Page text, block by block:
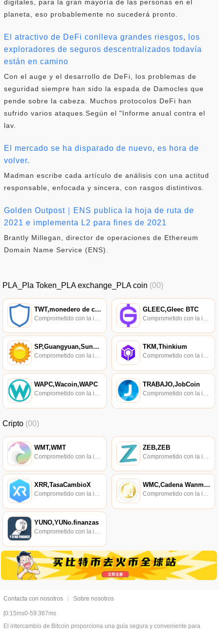
digitales, para la gran mayoría de las personas en el
planeta, eso probablemente no sucederá pronto.
El atractivo de DeFi conlleva grandes riesgos, los
exploradores de seguros descentralizados todavía
están en camino
Con el auge y el desarrollo de DeFi, los problemas de
seguridad siempre han sido la espada de Damocles que
pende sobre la cabeza. Muchos protocolos DeFi han
sufrido varios ataques.Según el "Informe anual contra el
lav.
El mercado se ha disparado de nuevo, es hora de
volver.
Madman escribe cada artículo de análisis con una actitud
responsable, enfocada y sincera, con rasgos distintivos.
Golden Outpost｜ENS publica la hoja de ruta de
2021 e implementa L2 para fines de 2021
Brantly Millegan, director de operaciones de Ethereum
Domain Name Service (ENS).
PLA_Pla Token_PLA exchange_PLA coin (00)
TWT,monedero de confianza GLEEC,Gleec BTC
SP,Guangyuan,SunPower
Comprometido con la investigación de políticas en los campos de las nuevas finanzas, las finanzas internacionales y los mercados financieros.
TKM,Thinkium
Comprometido con la investigación de políticas en los campos de las nuevas finanzas, las finanzas internacionales y los mercados financieros.
WAPC,Wacoin,WAPC
Comprometido con la investigación de políticas en los campos de las nuevas finanzas, las finanzas internacionales y los mercados financieros.
TRABAJO,JobCoin
Comprometido con la investigación de políticas en los campos de las nuevas finanzas, las finanzas internacionales y los mercados financieros.
Cripto (00)
WMT,WMT ZEB,ZEB
XRR,TasaCambioX
Comprometido con la investigación de políticas en los campos de las nuevas finanzas, las finanzas internacionales y los mercados financieros.
WMC,Cadena Wanmei,Cadena WM
Comprometido con la investigación de políticas en los campos de las nuevas finanzas, las finanzas internacionales y los mercados financieros.
YUNO,YUNo.finanzas
Comprometido con la investigación de políticas en los campos de las nuevas finanzas, las finanzas internacionales y los mercados financieros.
Contacta con nosotros Sobre nosotros
[0:15ms0-59:367ms
El intercambio de Bitcoin proporciona una guía segura y conveniente para